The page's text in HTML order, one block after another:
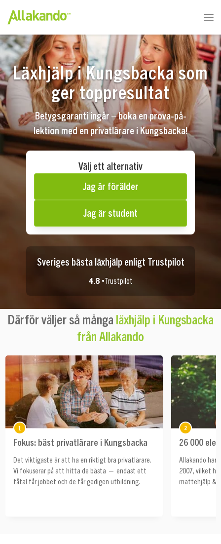
Läxhjälp i Kungsbacka som
ger toppresultat
Betygsgaranti ingår – boka en prova-på-
lektion med en privatlärare i Kungsbacka!
Välj ett alternativ
Jag är förälder
Jag är student
Sveriges bästa läxhjälp enligt Trustpilot
4.8 •Trustpilot
Därför väljer så många läxhjälp i Kungsbacka
från Allakando
1
Fokus: bäst privatlärare i Kungsbacka
Det viktigaste är att ha en riktigt bra privatlärare.
Vi fokuserar på att hitta de bästa — endast ett
fåtal får jobbet och de får gedigen utbildning.
2
26 000
Allakando har
2007, vilket
mattehjälp &